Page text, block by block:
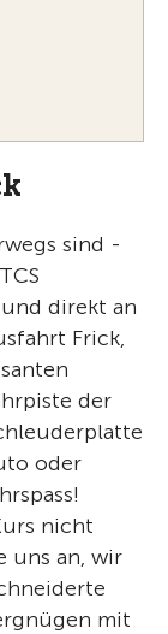
sind -
direkt an
Frick,
der
oder
nicht
uns an, wir
mit